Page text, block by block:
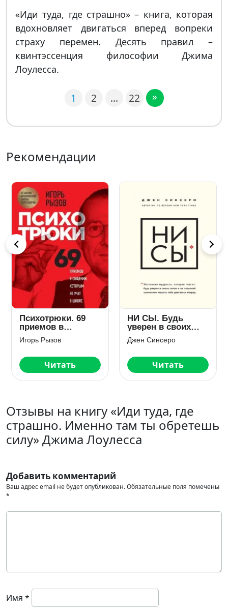
«Иди туда, где страшно» – книга, которая
вдохновляет двигаться вперед вопреки
страху перемен. Десять правил –
квинтэссенция философии Джима
Лоулесса.
1 2 … 22 »
Рекомендации
Важные годы.
Почему не стоит
откладывать
жизнь на потом
Мэг Джей
Читать
НЕ НОЙ. Только
тот, кто перестал
сетовать на
судьбу, может
Джен Синсеро
Читать
Отзывы на книгу «Иди туда, где
страшно. Именно там ты обретешь
силу» Джима Лоулесса
Добавить комментарий
Ваш адрес email не будет опубликован.Обязательные поля помечены
*
Имя *